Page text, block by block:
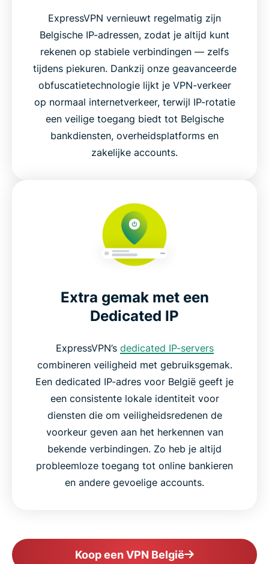
ExpressVPN vernieuwt regelmatig zijn
Belgische IP-adressen, zodat je altijd kunt
rekenen op stabiele verbindingen — zelfs
tijdens piekuren. Dankzij onze geavanceerde
obfuscatietechnologie lijkt je VPN-verkeer
op normaal internetverkeer, terwijl IP-rotatie
een veilige toegang biedt tot Belgische
bankdiensten, overheidsplatforms en
zakelijke accounts.
Extra gemak met een
Dedicated IP
ExpressVPN’s dedicated IP-servers
combineren veiligheid met gebruiksgemak.
Een dedicated IP-adres voor België geeft je
een consistente lokale identiteit voor
diensten die om veiligheidsredenen de
voorkeur geven aan het herkennen van
bekende verbindingen. Zo heb je altijd
probleemloze toegang tot online bankieren
en andere gevoelige accounts.
Koop een VPN België